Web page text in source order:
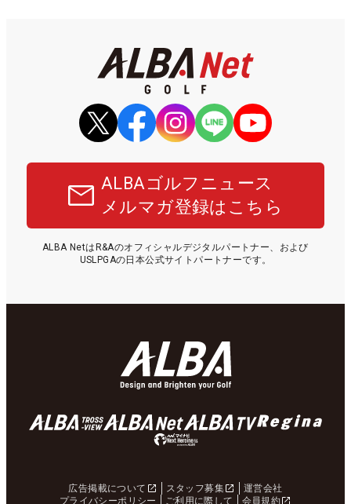
ALBAゴルフニュース
メルマガ登録はこちら
ALBA NetはR&Aのオフィシャルデジタルパートナー、および
USLPGAの日本公式サイトパートナーです。
広告掲載について スタッフ募集
運営会社
プライバシーポリシー
ご利用に際して 会員規約